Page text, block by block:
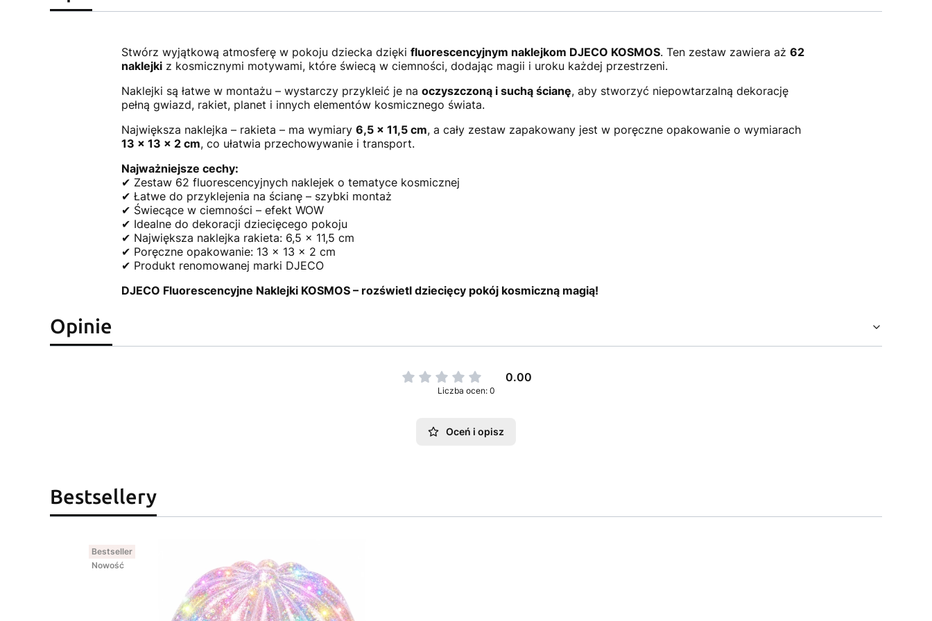
Stwórz wyjątkową atmosferę w pokoju dziecka dzięki fluorescencyjnym naklejkom DJECO KOSMOS. Ten zestaw zawiera aż 62
naklejkiz kosmicznymi motywami, które świecą w ciemności, dodając magii i uroku każdej przestrzeni.
Naklejki są łatwe w montażu – wystarczy przykleić je na oczyszczoną i suchą ścianę, aby stworzyć niepowtarzalną dekorację
pełną gwiazd, rakiet, planet i innych elementów kosmicznego świata.
Największa naklejka – rakieta – ma wymiary 6,5 x 11,5 cm, a cały zestaw zapakowany jest w poręczne opakowanie o wymiarach
13 x 13 x 2 cm, co ułatwia przechowywanie i transport.
Najważniejsze cechy:
✔ Zestaw 62 fluorescencyjnych naklejek o tematyce kosmicznej
✔ Łatwe do przyklejenia na ścianę – szybki montaż
✔ Świecące w ciemności – efekt WOW
✔ Idealne do dekoracji dziecięcego pokoju
✔ Największa naklejka rakieta: 6,5 x 11,5 cm
✔ Poręczne opakowanie: 13 x 13 x 2 cm
✔ Produkt renomowanej marki DJECO
DJECO Fluorescencyjne Naklejki KOSMOS – rozświetl dziecięcy pokój kosmiczną magią!
Opinie
0.00
Liczba ocen: 0
Oceń i opisz
Bestsellery
Bestseller
Nowość